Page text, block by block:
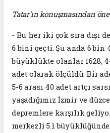
Tatar'ın konuşmasından
- Bu her iki çok sıra dışı
6 bini geçti. Şu anda 6 bin
büyüklükte olanlar 1628, 4-
adet olarak ölçüldü. Bir
5-6 arası 40 adet artçı
yaşadığımız İzmir ve
depremlere karşılık
merkezli 5.1